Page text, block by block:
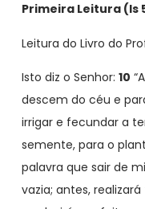
Primeira Leitura (Is
Leitura do Livro do
Isto diz o Senhor: 10
descem do céu e
irrigar e fecundar a
semente, para o
palavra que sair de
vazia; antes,